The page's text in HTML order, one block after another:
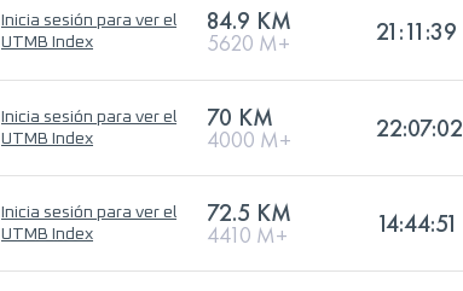
Inicia sesión para ver el
UTMB Index
84.9 KM
5620 M+ 21:11:39
Inicia sesión para ver el
UTMB Index
70 KM
4000 M+ 22:07:02
Inicia sesión para ver el
UTMB Index
72.5 KM
4410 M+ 14:44:51